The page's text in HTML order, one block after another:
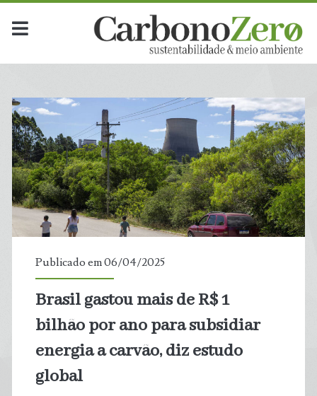
Dia:
<span>6
de
abril
de
2025</span>
Publicado em 06/04/2025
Brasil gastou mais de R$ 1
bilhão por ano para subsidiar
energia a carvão, diz estudo
global